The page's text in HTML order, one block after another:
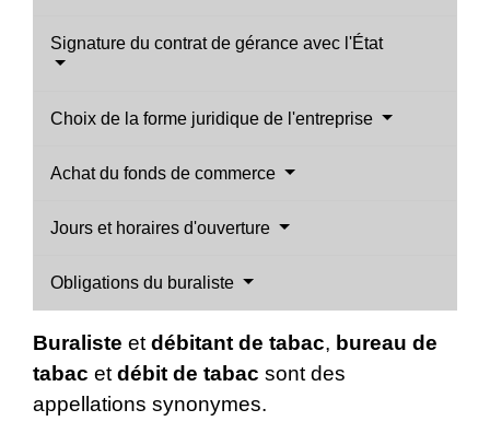
Signature du contrat de gérance avec l'État
Choix de la forme juridique de l'entreprise
Achat du fonds de commerce
Jours et horaires d'ouverture
Obligations du buraliste
Buraliste etdébitant de tabac, bureau de
tabac etdébit de tabac sont des
appellations synonymes.